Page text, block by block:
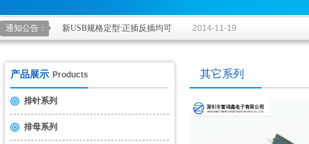
通知公告：
新USB规格定型:正插反插均可 2014-11-19
USB2.0&3.0认证测试介绍 2014-11-19
产品展示 Products
排针系列
排母系列
其它系列